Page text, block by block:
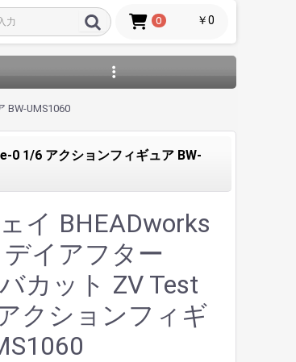
0 ￥0
BW-UMS1060
0 1/6 アクションフィギュア BW-
イ BHEADworks
イアフター
カット ZV Test
クションフィギ